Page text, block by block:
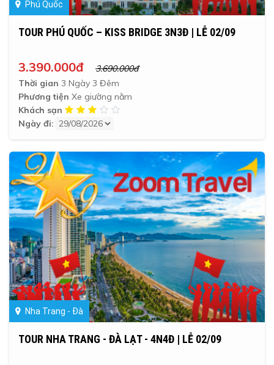
Phú Quốc
TOUR PHÚ QUỐC – KISS BRIDGE 3N3Đ | LỄ 02/09
3.390.000đ
3.690.000đ
Thời gian 3 Ngày 3 Đêm
Phương tiện Xe giường nằm
Khách sạn
Ngày đi:
Nha Trang - Đà
TOUR NHA TRANG - ĐÀ LẠT - 4N4Đ | LỄ 02/09